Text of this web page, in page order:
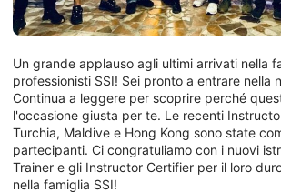
Un grande applauso agli ultimi arrivati nella
professionisti SSI! Sei pronto a entrare nella
Continua a leggere per scoprire perché
l'occasione giusta per te. Le recenti
Turchia, Maldive e Hong Kong sono state
partecipanti. Ci congratuliamo con i nuovi
Trainer e gli Instructor Certifier per il loro
nella famiglia SSI!